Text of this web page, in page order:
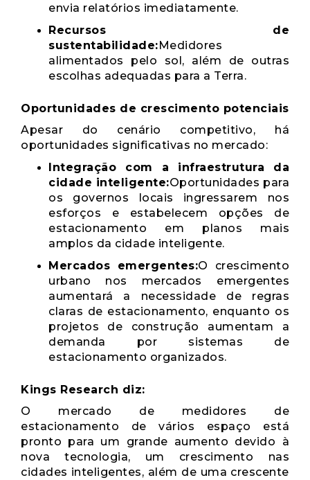
envia relatórios imediatamente.
Recursos de
sustentabilidade:Medidores
alimentados pelo sol, além de outras
escolhas adequadas para a Terra.
Oportunidades de crescimento potenciais
Apesar do cenário competitivo, há
oportunidades significativas no mercado:
Integração com a infraestrutura da
cidade inteligente:Oportunidades para
os governos locais ingressarem nos
esforços e estabelecem opções de
estacionamento em planos mais
amplos da cidade inteligente.
Mercados emergentes:O crescimento
urbano nos mercados emergentes
aumentará a necessidade de regras
claras de estacionamento, enquanto os
projetos de construção aumentam a
demanda por sistemas de
estacionamento organizados.
Kings Research diz:
O mercado de medidores de
estacionamento de vários espaço está
pronto para um grande aumento devido à
nova tecnologia, um crescimento nas
cidades inteligentes, além de uma crescente